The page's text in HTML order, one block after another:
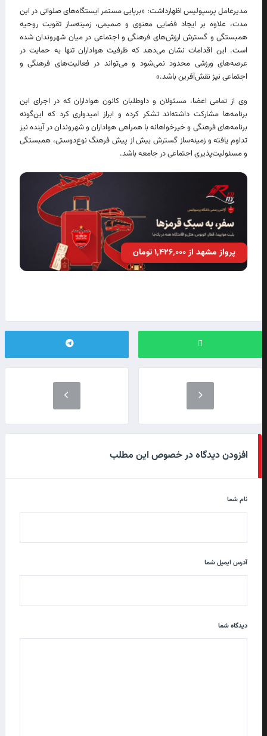
مدیرعامل پرسپولیس اظهارداشت: «برپایی مستمر ایستگاه‌های صلواتی در این
مدت، علاوه بر ایجاد فضایی معنوی و صمیمی، زمینه‌ساز تقویت روحیه
همبستگی و گسترش ارزش‌های فرهنگی و اجتماعی در میان شهروندان شده
است. این اقدامات نشان می‌دهد که ظرفیت هواداران تنها به حمایت در
عرصه‌های ورزشی محدود نمی‌شود و می‌تواند در فعالیت‌های فرهنگی و
اجتماعی نیز نقش‌آفرین باشد.»
وی از تمامی اعضا، مسئولان و داوطلبان کانون هواداران که در اجرای این
برنامه‌ها مشارکت داشته‌اند تشکر کرده و ابراز امیدواری کرد که این‌گونه
برنامه‌های فرهنگی و خیرخواهانه با همراهی هواداران و شهروندان در آینده نیز
تداوم یافته و زمینه‌ساز گسترش بیش از پیش فرهنگ نوع‌دوستی، همبستگی
و مسئولیت‌پذیری اجتماعی در جامعه باشد.
پرواز مشهد از ۱٬۴۲۶٬۰۰۰ تومان
افزودن دیدگاه در خصوص این مطلب
نام شما
آدرس ایمیل شما
دیدگاه شما